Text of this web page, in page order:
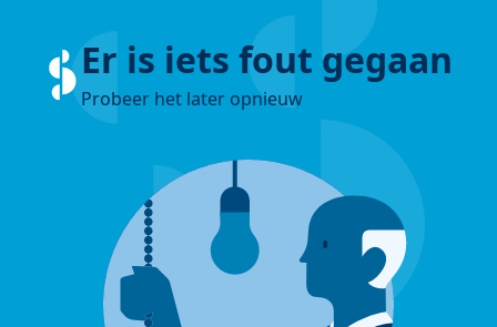
Er is iets fout gegaan
Probeer het later opnieuw